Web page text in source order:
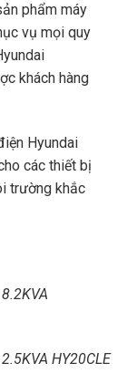
phẩm máy
vụ mọi quy
khách hàng
Hyundai
các thiết bị
trường khắc
HY20CLE